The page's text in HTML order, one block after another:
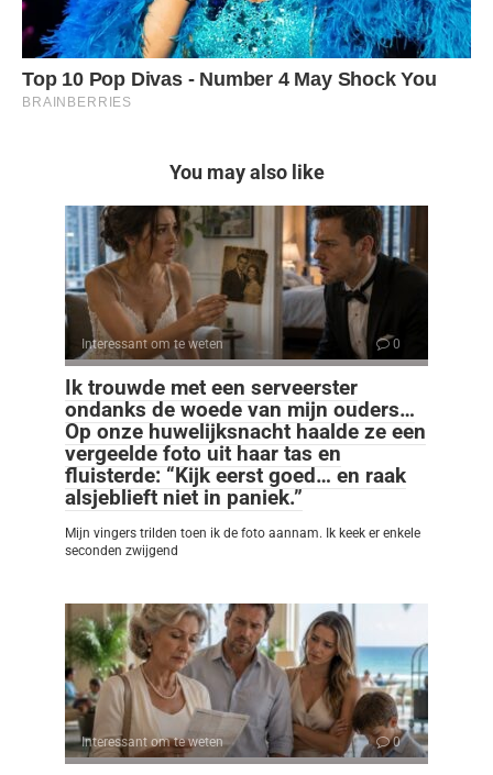
You may also like
Interessant om te weten 0
Ik trouwde met een serveerster
ondanks de woede van mijn ouders…
Op onze huwelijksnacht haalde ze een
vergeelde foto uit haar tas en
fluisterde: “Kijk eerst goed… en raak
alsjeblieft niet in paniek.”
Mijn vingers trilden toen ik de foto aannam. Ik keek er enkele
seconden zwijgend
Interessant om te weten 0